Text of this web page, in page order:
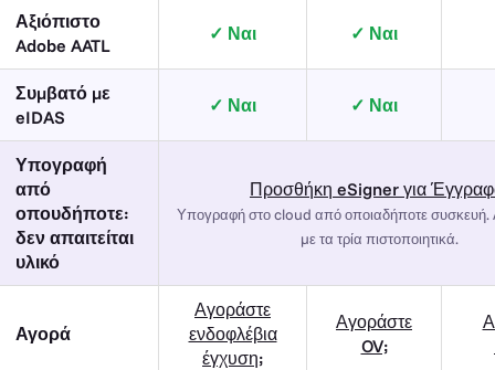
Αξιόπιστο
Adobe AATL
Ναι Ναι
Συμβατό με
eIDAS
Ναι Ναι
Υπογραφή
από
οπουδήποτε:
δεν απαιτείται
υλικό
Προσθήκη eSigner για
Υπογραφή στο cloud από οποιαδήποτε συσκευή.
με τα τρία πιστοποιητικά.
Αγορά
Αγοράστε
ενδοφλέβια
έγχυση;
Αγοράστε
OV;